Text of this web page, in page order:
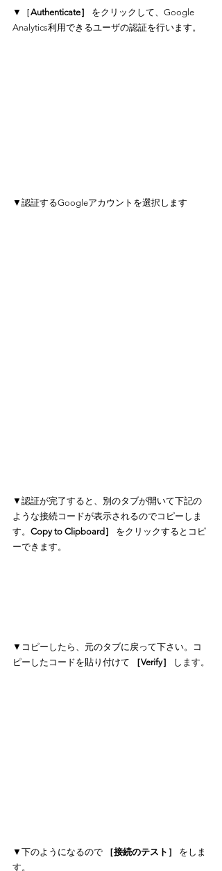
▼［Authenticate］ をクリックして、Google
Analytics利用できるユーザの認証を行います。
▼認証するGoogleアカウントを選択します
▼認証が完了すると、別のタブが開いて下記の
ような接続コードが表示されるのでコピーしま
す。 Copy to Clipboard］ をクリックするとコピ
ーできます。
▼コピーしたら、元のタブに戻って下さい。コ
ピーしたコードを貼り付けて ［Verify］ します。
▼下のようになるので ［接続のテスト］ をしま
す。